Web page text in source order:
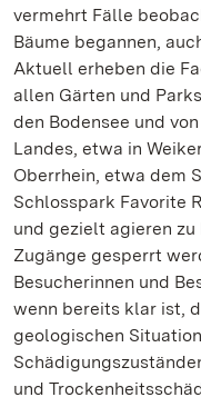
vermehrt Fälle
Bäume begannen,
Aktuell erheben die
allen Gärten und
den Bodensee und
Landes, etwa in
Oberrhein, etwa dem
Schlosspark Favorite
und gezielt agieren zu
Zugänge gesperrt
Besucherinnen und
wenn bereits klar ist,
geologischen
und